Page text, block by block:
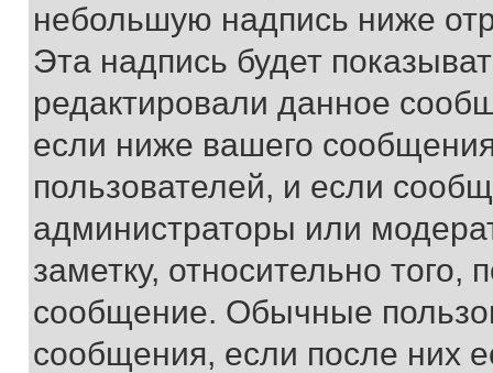
небольшую надпись ниже
Эта надпись будет
редактировали данное
если ниже вашего
пользователей, и если
администраторы или
заметку, относительно
сообщение. Обычные
сообщения, если после них